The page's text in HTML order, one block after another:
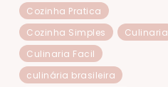
Cozinha Pratica
Cozinha Simples
Culinaria
Culinaria Facil
culinária brasileira